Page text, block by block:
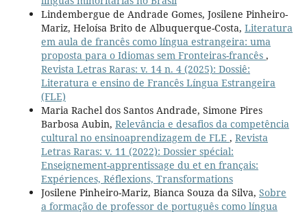
Lindembergue de Andrade Gomes, Josilene Pinheiro-
Mariz, Heloísa Brito de Albuquerque-Costa, Literatura
em aula de francês como língua estrangeira: uma
proposta para o Idiomas sem Fronteiras-francês ,
Revista Letras Raras: v. 14 n. 4 (2025): Dossiê:
Literatura e ensino de Francês Língua Estrangeira
(FLE)
Maria Rachel dos Santos Andrade, Simone Pires
Barbosa Aubin, Relevância e desafios da competência
cultural no ensinoaprendizagem de FLE , Revista
Letras Raras: v. 11 (2022): Dossier spécial:
Enseignement-apprentissage du et en français:
Expériences, Réflexions, Transformations
Josilene Pinheiro-Mariz, Bianca Souza da Silva, Sobre
a formação de professor de português como língua